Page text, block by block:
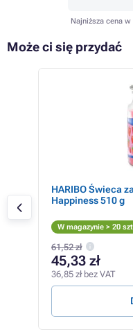
Najniższa cena
Może ci się przydać
HARIBO Świeca
Happiness 510 g
W magazynie > 20 szt
61,52 zł
45,33 zł
36,85 zł bez VAT